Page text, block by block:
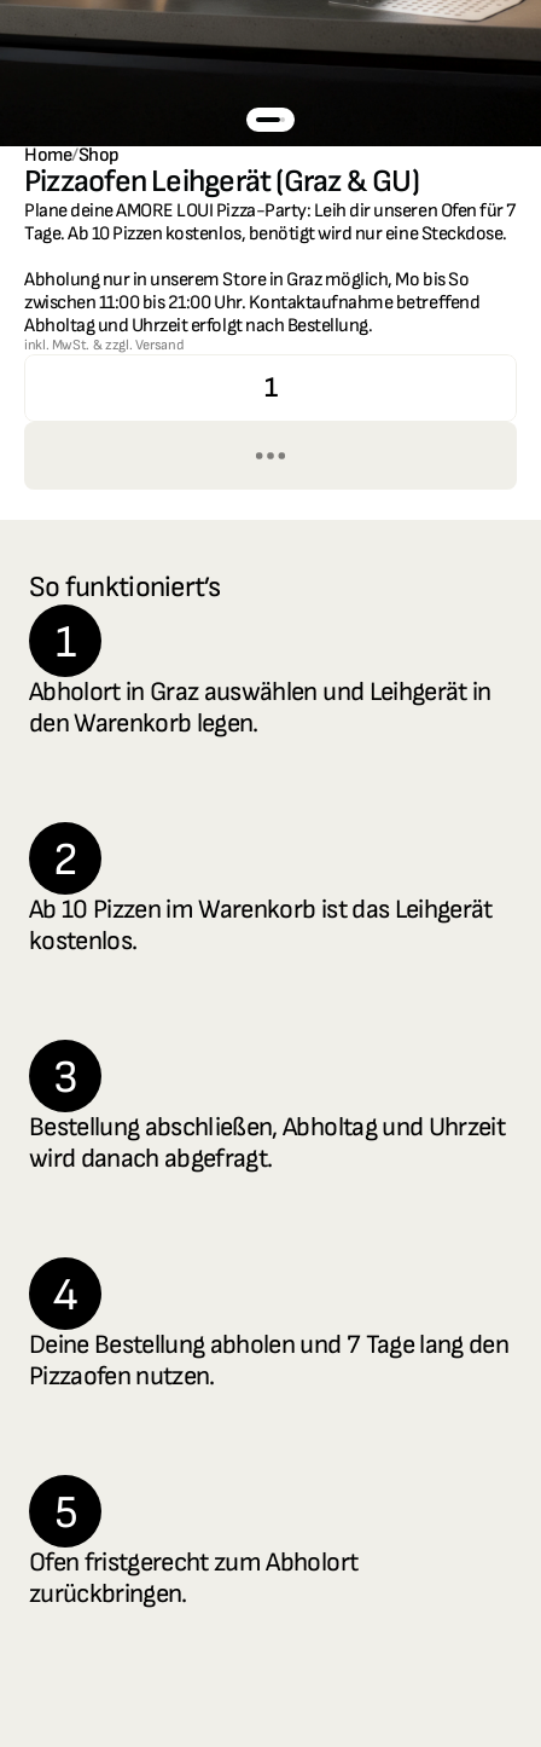
Home/Shop
Pizzaofen Leihgerät (Graz & GU)
Plane deine AMORE LOUI Pizza-Party: Leih dir unseren Ofen für 7
Tage. Ab 10 Pizzen kostenlos, benötigt wird nur eine Steckdose.
Abholung nur in unserem Store in Graz möglich, Mo bis So
zwischen 11:00 bis 21:00 Uhr. Kontaktaufnahme betreffend
Abholtag und Uhrzeit erfolgt nach Bestellung.
inkl. MwSt. & zzgl. Versand
1
So funktioniert’s
1
Abholort in Graz auswählen und Leihgerät in
den Warenkorb legen.
2
Ab 10 Pizzen im Warenkorb ist das Leihgerät
kostenlos.
3
Bestellung abschließen, Abholtag und Uhrzeit
wird danach abgefragt.
4
Deine Bestellung abholen und 7 Tage lang den
Pizzaofen nutzen.
5
Ofen fristgerecht zum Abholort
zurückbringen.